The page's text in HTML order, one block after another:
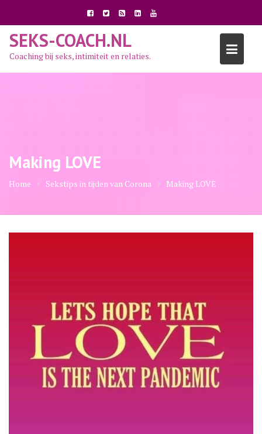
inhoud
SEKS-COACH.NL
Coaching bij seks, intimiteit en relaties.
Making LOVE
Home Sekstips in tijden van Corona Making LOVE